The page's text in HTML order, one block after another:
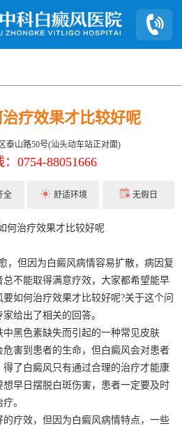
疗效果才比较好呢
泰山路50号(汕头动车站正对面)
0754-88051666
全 舒适环境 无假日
，但因为白癜风病情容易扩散，病因复
不能取得满意疗效，大家都希望能早
如何治疗效果才比较好呢?关于这个问
给出了相关的回答。
黑色素缺失而引起的一种常见皮肤
害到患者的生命，但白癜风会对患者
了白癜风只有通过合理的治疗才能康
早日摆脱白斑伤害，患者一定要及时
。
疗效，但因为白癜风病情特点，一些